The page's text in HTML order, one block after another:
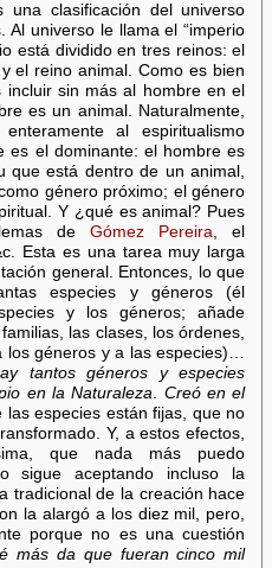
una clasificación del universo
Al universo le llama el “imperio
está dividido en tres reinos: el
el reino animal. Como es bien
sin más al hombre en el
es un animal. Naturalmente,
al espiritualismo
es el dominante: el hombre es
que está dentro de un animal,
género próximo; el género
Y ¿qué es animal? Pues
de Gómez Pereira, el
Esta es una tarea muy larga
general. Entonces, lo que
especies y géneros (él
y los géneros; añade
las clases, los órdenes,
los géneros y a las especies)…
tantos géneros y especies
en la Naturaleza. Creó en el
especies están fijas, que no
Y, a estos efectos,
que nada más puedo
sigue aceptando incluso la
tradicional de la creación hace
la alargó a los diez mil, pero,
porque no es una cuestión
más da que fueran cinco mil